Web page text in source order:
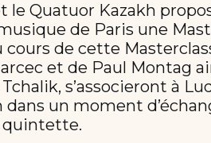
le Quatuor Kazakh
de Paris une
de cette
et de Paul Montag
s’associeront à
un moment
quintette.